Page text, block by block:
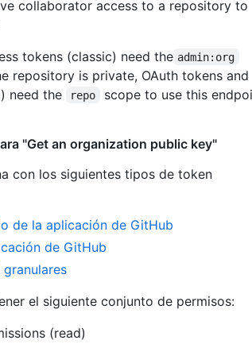
collaborator access to a repository to
tokens (classic) need the admin:org
repository is private, OAuth tokens and
need the
repo scope to use this
"Get an organization public key"
con los siguientes tipos de token
de la aplicación de GitHub
de GitHub
el siguiente conjunto de permisos:
(read)